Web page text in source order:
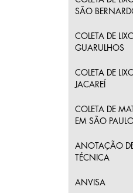
SÃO
COLETA DE
GUARULHOS
COLETA DE
JACAREÍ
COLETA DE
EM SÃO
ANOTAÇÃO
TÉCNICA
ANVISA